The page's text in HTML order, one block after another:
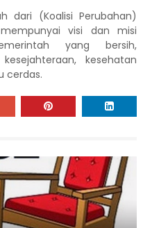
dari (Koalisi Perubahan)
visi dan misi
yang bersih,
kesehatan
cerdas.